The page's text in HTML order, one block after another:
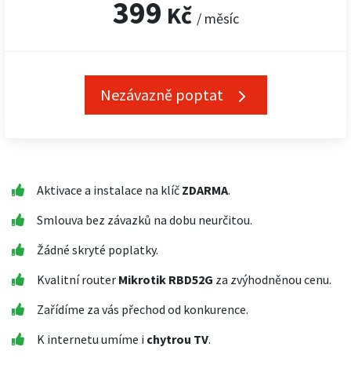
399 Kč / měsíc
Nezávazně poptat
Aktivace a instalace na klíč ZDARMA.
Smlouva bez závazků na dobu neurčitou.
Žádné skryté poplatky.
Kvalitní router Mikrotik RBD52G za zvýhodněnou cenu.
Zařídíme za vás přechod od konkurence.
K internetu umíme i chytrou TV.